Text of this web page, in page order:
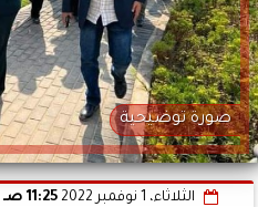
صورة توضيحية
الثلاثاء، 1 نوفمبر 2022 11:25 صـ